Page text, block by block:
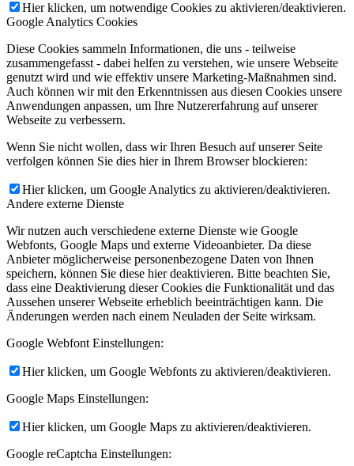
Hier klicken, um notwendige Cookies zu aktivieren/deaktivieren.
Google Analytics Cookies
Diese Cookies sammeln Informationen, die uns - teilweise
zusammengefasst - dabei helfen zu verstehen, wie unsere Webseite
genutzt wird und wie effektiv unsere Marketing-Maßnahmen sind.
Auch können wir mit den Erkenntnissen aus diesen Cookies unsere
Anwendungen anpassen, um Ihre Nutzererfahrung auf unserer
Webseite zu verbessern.
Wenn Sie nicht wollen, dass wir Ihren Besuch auf unserer Seite
verfolgen können Sie dies hier in Ihrem Browser blockieren:
Hier klicken, um Google Analytics zu aktivieren/deaktivieren.
Andere externe Dienste
Wir nutzen auch verschiedene externe Dienste wie Google
Webfonts, Google Maps und externe Videoanbieter. Da diese
Anbieter möglicherweise personenbezogene Daten von Ihnen
speichern, können Sie diese hier deaktivieren. Bitte beachten Sie,
dass eine Deaktivierung dieser Cookies die Funktionalität und das
Aussehen unserer Webseite erheblich beeinträchtigen kann. Die
Änderungen werden nach einem Neuladen der Seite wirksam.
Google Webfont Einstellungen:
Hier klicken, um Google Webfonts zu aktivieren/deaktivieren.
Google Maps Einstellungen:
Hier klicken, um Google Maps zu aktivieren/deaktivieren.
Google reCaptcha Einstellungen: